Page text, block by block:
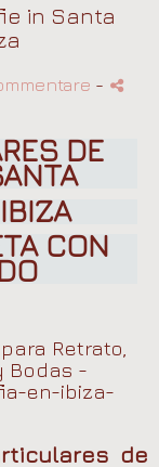
in Santa
-
DE
CON
de